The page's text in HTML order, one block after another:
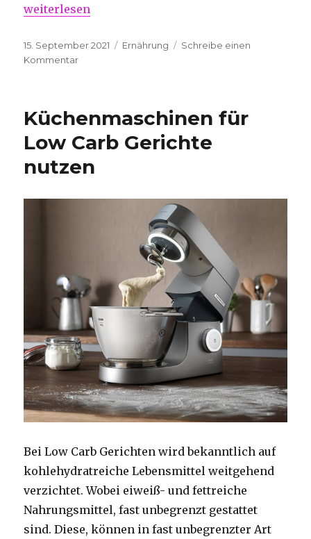
„Die 5 besten Steakstücke mit hohem
weiterlesen
Veröffentlicht
am
15. September 2021 Kategorien
Ernährung
Schreibe einen
Kommentarzu
Steakstücke
hohem
Proteingehalt
Küchenmaschinen für
Low Carb Gerichte
nutzen
Bei Low Carb Gerichten wird bekanntlich auf
kohlehydratreiche Lebensmittel weitgehend
verzichtet. Wobei eiweiß- und fettreiche
Nahrungsmittel, fast unbegrenzt gestattet
sind. Diese, können in fast unbegrenzter Art